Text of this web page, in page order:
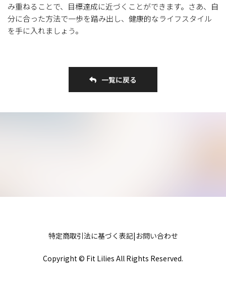
み重ねることで、目標達成に近づくことができます。さあ、自
分に合った方法で一歩を踏み出し、健康的なライフスタイル
を手に入れましょう。
一覧に戻る
特定商取引法に基づく表記| お問い合わせ
Copyright © Fit Lilies All Rights Reserved.